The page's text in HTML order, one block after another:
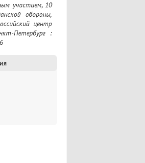
участием, 10
обороны,
центр
Петербург :